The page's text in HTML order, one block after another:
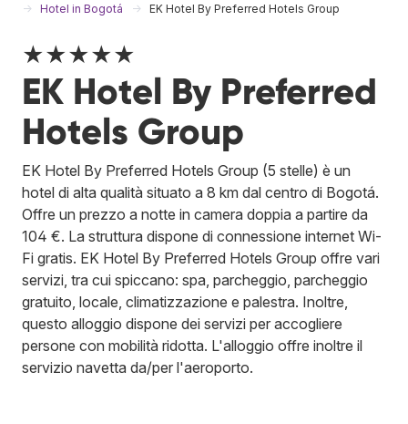
Hotel in Bogotá
EK Hotel By Preferred Hotels Group
★★★★★
EK Hotel By Preferred
Hotels Group
EK Hotel By Preferred Hotels Group (5 stelle) è un
hotel di alta qualità situato a 8 km dal centro di Bogotá.
Offre un prezzo a notte in camera doppia a partire da
104 €. La struttura dispone di connessione internet Wi-
Fi gratis. EK Hotel By Preferred Hotels Group offre vari
servizi, tra cui spiccano: spa, parcheggio, parcheggio
gratuito, locale, climatizzazione e palestra. Inoltre,
questo alloggio dispone dei servizi per accogliere
persone con mobilità ridotta. L'alloggio offre inoltre il
servizio navetta da/per l'aeroporto.